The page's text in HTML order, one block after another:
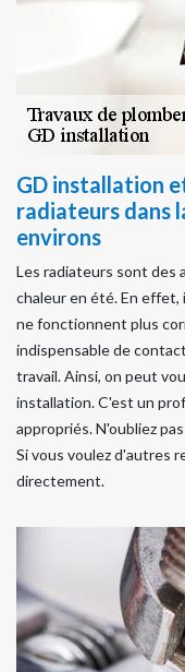
GD installation
radiateurs dans
environs
Les radiateurs sont des
chaleur en été. En effet,
ne fonctionnent plus
indispensable de
travail. Ainsi, on peut
installation. C'est un
appropriés. N'oubliez
Si vous voulez d'autres
directement.